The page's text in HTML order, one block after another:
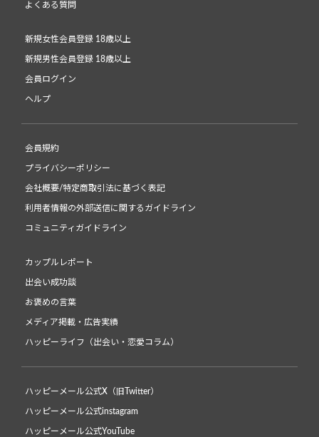
よくある質問
新規女性会員登録 18歳以上
新規男性会員登録 18歳以上
会員ログイン
ヘルプ
会員規約
プライバシーポリシー
会社概要/特定商取引法に基づく表記
利用者情報の外部送信に関するガイドライン
コミュニティガイドライン
カップルレポート
出会い成功談
お褒めの言葉
メディア掲載・広告実績
ハッピーライフ（出会い・恋愛コラム）
ハッピーメール公式X（旧Twitter）
ハッピーメール公式instagram
ハッピーメール公式YouTube